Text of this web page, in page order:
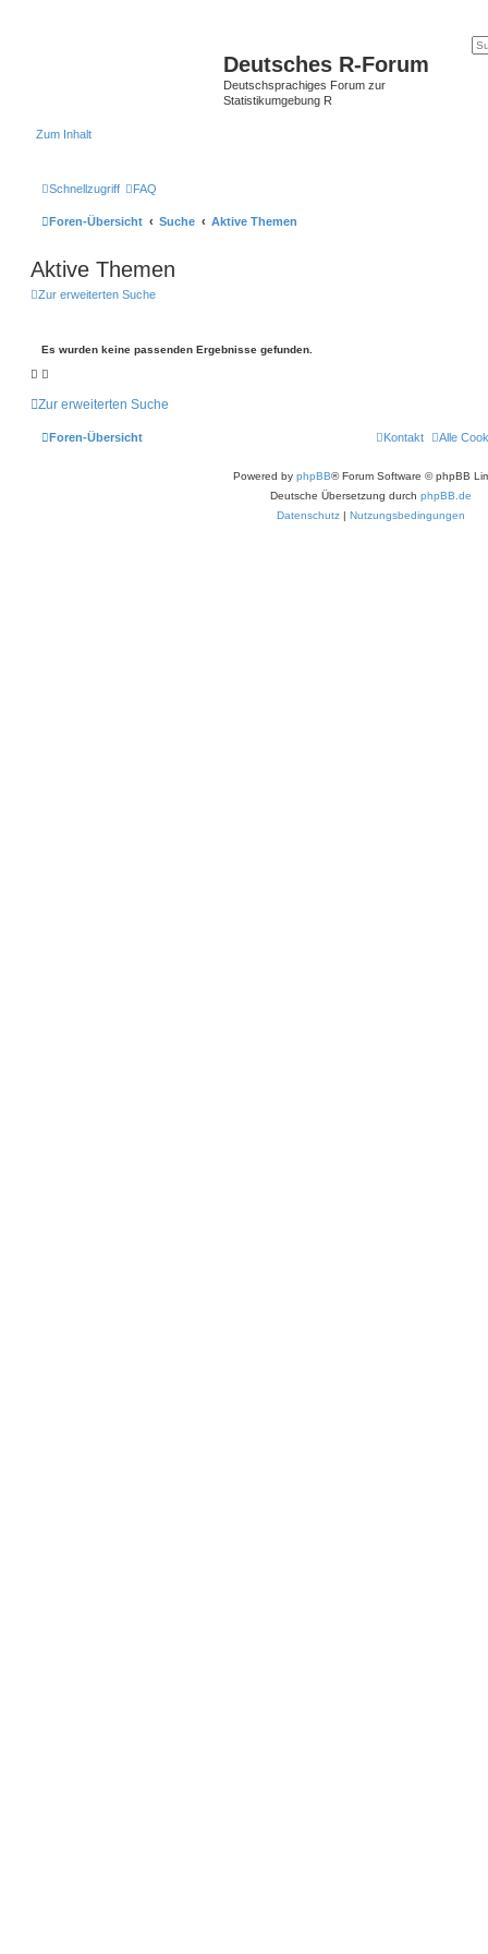
Deutsches R-Forum
Deutschsprachiges Forum zur
Statistikumgebung R
Zum Inhalt
Schnellzugriff FAQ
Foren-Übersicht Suche Aktive Themen
Aktive Themen
Zur erweiterten Suche
Es wurden keine passenden Ergebnisse gefunden.
Zur erweiterten Suche
Foren-Übersicht Alle
Kontakt
Powered by phpBB® Forum Software © phpBB
Deutsche Übersetzung durch phpBB.de
Datenschutz | Nutzungsbedingungen